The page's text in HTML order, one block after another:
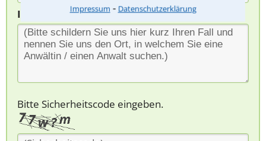
Impressum ⁃ Datenschutzerklärung
Ihre Nachricht*
Bitte Sicherheitscode eingeben.